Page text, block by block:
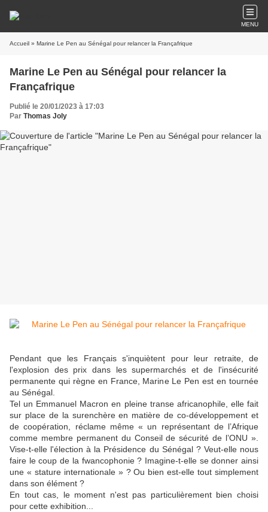
MENU
Accueil » Marine Le Pen au Sénégal pour relancer la Françafrique
Marine Le Pen au Sénégal pour relancer la
Françafrique
Publié le 20/01/2023 à 17:03
Par Thomas Joly
Pendant que les Français s'inquiètent pour leur retraite, de
l'explosion des prix dans les supermarchés et de l'insécurité
permanente qui règne en France, Marine Le Pen est en tournée
au Sénégal.
Tel un Emmanuel Macron en pleine transe africanophile, elle fait
sur place de la surenchère en matière de co-développement et
de coopération, réclame même « un représentant de l’Afrique
comme membre permanent du Conseil de sécurité de l’ONU ».
Vise-t-elle l'élection à la Présidence du Sénégal ? Veut-elle nous
faire le coup de la fwancophonie ? Imagine-t-elle se donner ainsi
une « stature internationale » ? Ou bien est-elle tout simplement
dans son élément ?
En tout cas, le moment n'est pas particulièrement bien choisi
pour cette exhibition...